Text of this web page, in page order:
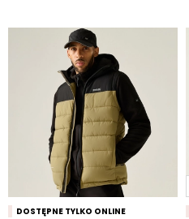
DOSTĘPNE TYLKO ONLINE